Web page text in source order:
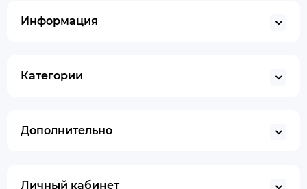
Информация
Категории
Дополнительно
Личный кабинет